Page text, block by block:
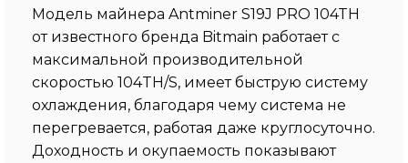
Модель майнера Antminer S19J PRO 104TH
от известного бренда Bitmain работает с
максимальной производительной
скоростью 104TH/S, имеет быструю систему
охлаждения, благодаря чему система не
перегревается, работая даже круглосуточно.
Доходность и окупаемость показывают